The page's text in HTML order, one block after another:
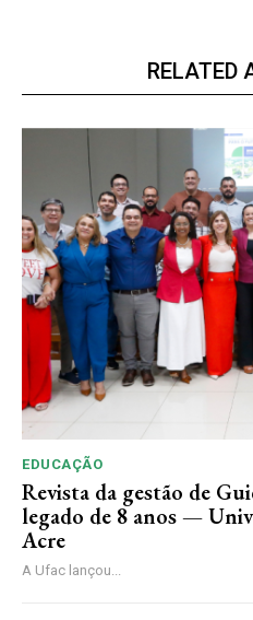
RELATED
EDUCAÇÃO
Revista da gestão de
legado de 8 anos —
Acre
A Ufac lançou...